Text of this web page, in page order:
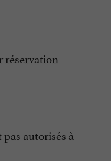
réservation
pas autorisés à